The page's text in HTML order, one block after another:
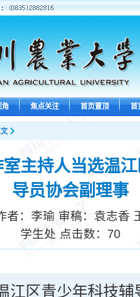
角 焦点关注 首页置顶 首
主持人当选温
导员协会副理事
者：李瑜 审稿：袁志香
学生处 点击数： 70
江区青少年科技